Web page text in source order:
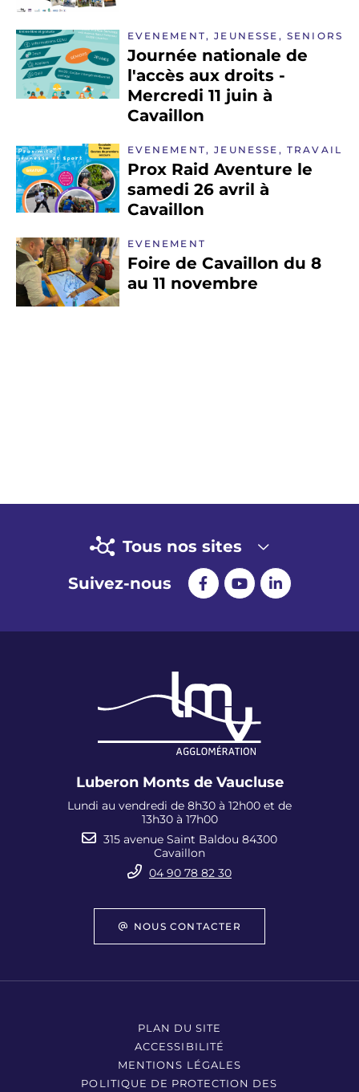
EVENEMENT, JEUNESSE, SENIORS
Journée nationale de
l'accès aux droits -
Mercredi 11 juin à
Cavaillon
EVENEMENT, JEUNESSE, TRAVAIL
Prox Raid Aventure le
samedi 26 avril à
Cavaillon
EVENEMENT
Foire de Cavaillon du 8
au 11 novembre
Tous nos sites
Suivez-nous
Luberon Monts de Vaucluse
Lundi au vendredi de 8h30 à 12h00 et de
13h30 à 17h00
315 avenue Saint Baldou 84300
Cavaillon
04 90 78 82 30
NOUS CONTACTER
PLAN DU SITE
ACCESSIBILITÉ
MENTIONS LÉGALES
POLITIQUE DE PROTECTION DES